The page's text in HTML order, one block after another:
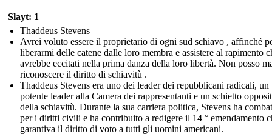
Slayt: 1
Thaddeus Stevens
Avrei voluto essere il proprietario di ogni sud schiavo , affinché
liberarmi delle catene dalle loro membra e assistere al rapimento
avrebbe eccitati nella prima danza della loro libertà. Non posso
riconoscere il diritto di schiavitù .
Thaddeus Stevens era uno dei leader dei repubblicani radicali, un
potente leader alla Camera dei rappresentanti e un schietto
della schiavitù. Durante la sua carriera politica, Stevens ha
per i diritti civili e ha contribuito a redigere il 14 ° emendamento
garantiva il diritto di voto a tutti gli uomini americani.